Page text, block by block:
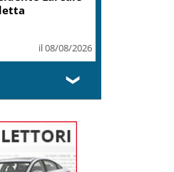
il 08/08/2026
❯